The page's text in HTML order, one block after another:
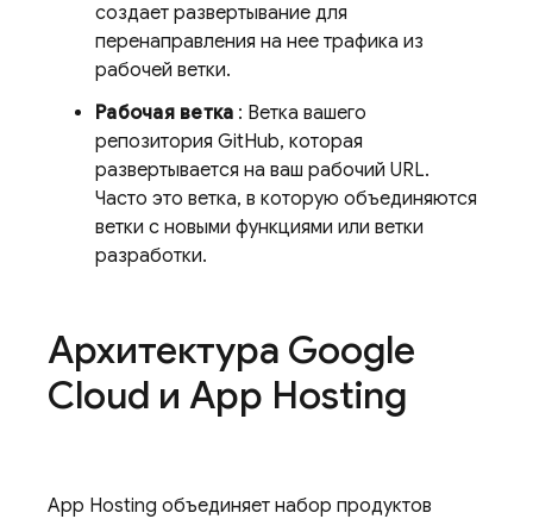
создает развертывание для
перенаправления на нее трафика из
рабочей ветки.
Рабочая ветка : Ветка вашего
репозитория GitHub, которая
развертывается на ваш рабочий URL.
Часто это ветка, в которую объединяются
ветки с новыми функциями или ветки
разработки.
Архитектура Google
Cloud и App Hosting
App Hosting объединяет набор продуктов